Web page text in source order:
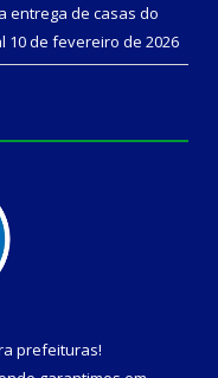
entrega de casas do
10 de fevereiro de 2026
prefeituras!